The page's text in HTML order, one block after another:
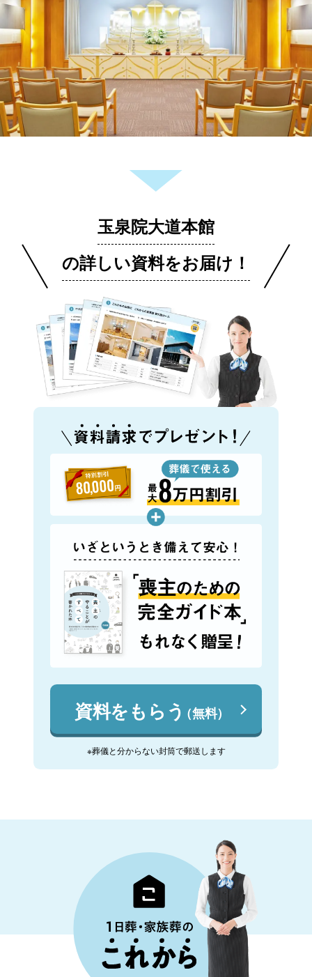
玉泉院大道本館
の詳しい資料をお届け！
資料をもらう（無料）
※葬儀と分からない封筒で郵送します